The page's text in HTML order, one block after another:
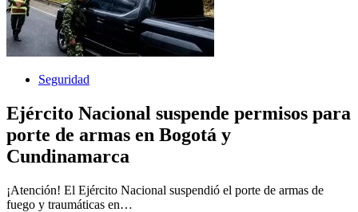
Seguridad
Ejército Nacional suspende permisos para
porte de armas en Bogotá y
Cundinamarca
¡Atención! El Ejército Nacional suspendió el porte de armas de
fuego y traumáticas en…